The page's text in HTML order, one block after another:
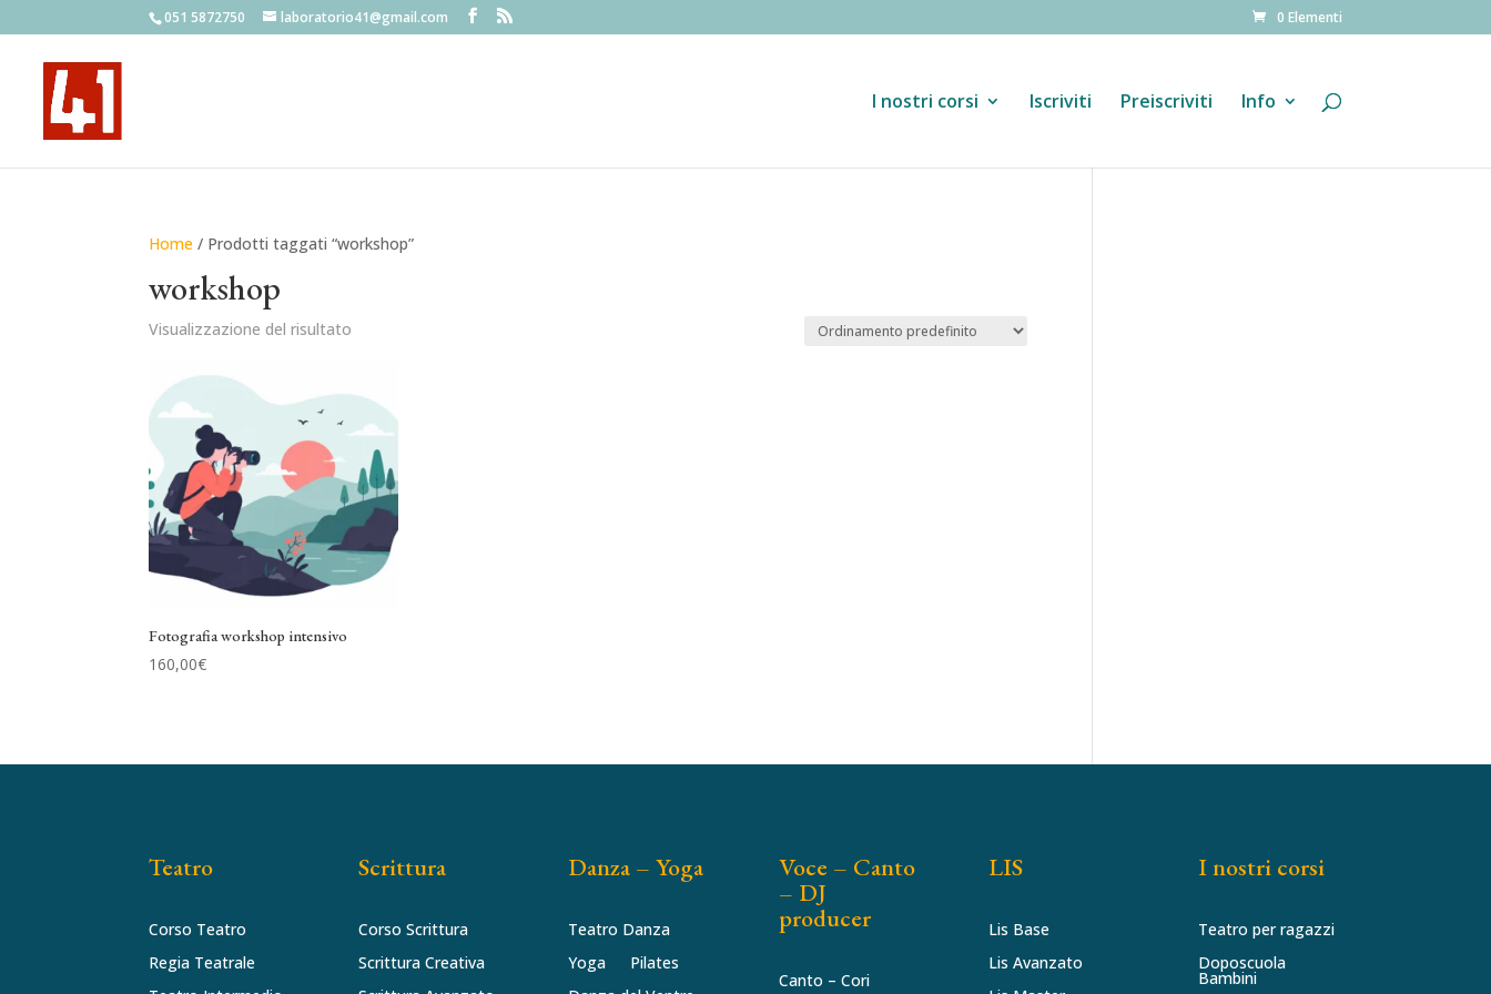
051 5872750 laboratorio41@gmail.com 0 Elementi
I nostri corsi Iscriviti Preiscriviti Info
Home / Prodotti taggati “workshop”
workshop
Visualizzazione del risultato
Fotografia workshop intensivo
160,00€
Teatro
Corso Teatro
Regia Teatrale
Scrittura
Corso Scrittura
Scrittura Creativa
Danza – Yoga
Teatro Danza
Yoga
Pilates
Voce – Canto
– DJ
producer
Canto – Cori
LIS
Lis Base
Lis Avanzato
I nostri corsi
Teatro per ragazzi
Doposcuola
Bambini